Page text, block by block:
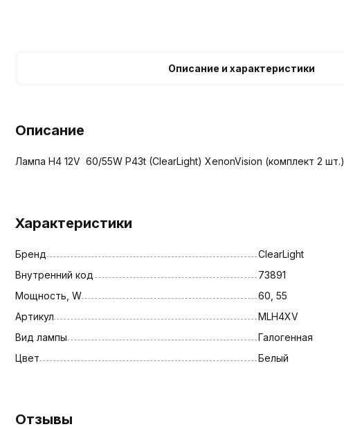
Описание и характеристики
Описание
Лампа H4 12V 60/55W P43t (ClearLight) XenonVision (комплект 2 шт.)
Характеристики
Бренд
ClearLight
Внутренний код
73891
Мощность, W
60, 55
Артикул
MLH4XV
Вид лампы
Галогенная
Цвет
Белый
Отзывы